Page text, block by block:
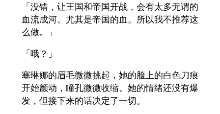
「没错，让王国和帝国开战，会有太多无谓的
血流成河。尤其是帝国的血。所以我不推荐这
么做。」
「哦？」
塞琳娜的眉毛微微挑起，她的脸上的白色刀痕
开始颤动，瞳孔微微收缩。她的情绪还没有爆
发，但接下来的话决定了一切。